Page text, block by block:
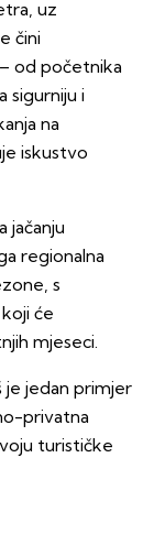
uz
čini
od početnika
sigurniju i
na
iskustvo
jačanju
regionalna
s
će
mjeseci.
je jedan primjer
privatna
turističke